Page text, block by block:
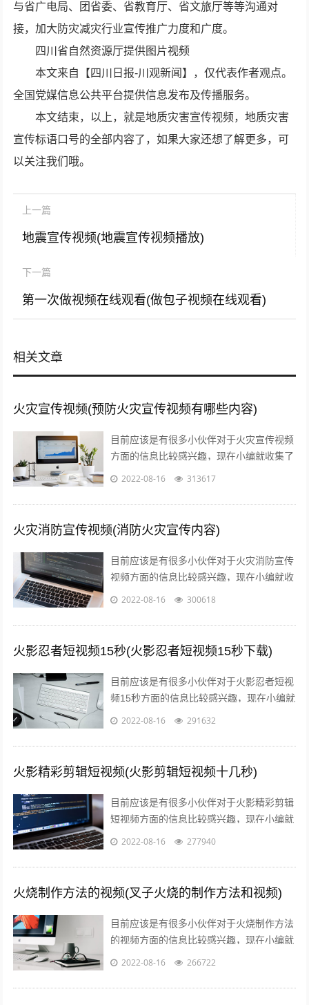
与省广电局、团省委、省教育厅、省文旅厅等等沟通对
接，加大防灾减灾行业宣传推广力度和广度。
四川省自然资源厅提供图片视频
本文来自【四川日报-川观新闻】，仅代表作者观点。
全国党媒信息公共平台提供信息发布及传播服务。
本文结束，以上，就是地质灾害宣传视频，地质灾害
宣传标语口号的全部内容了，如果大家还想了解更多，可
以关注我们哦。
上一篇
地震宣传视频(地震宣传视频播放)
下一篇
第一次做视频在线观看(做包子视频在线观看)
相关文章
火灾宣传视频(预防火灾宣传视频有哪些内容)
目前应该是有很多小伙伴对于火灾宣传视频
方面的信息比较感兴趣，现在小编就收集了
一些与预防火灾宣传视频有哪些内容相关的
2022-08-16 313617
火灾消防宣传视频(消防火灾宣传内容)
目前应该是有很多小伙伴对于火灾消防宣传
视频方面的信息比较感兴趣，现在小编就收
集了一些与消防火灾宣传内容相关的信息来
2022-08-16 300618
火影忍者短视频15秒(火影忍者短视频15秒下载)
目前应该是有很多小伙伴对于火影忍者短视
频15秒方面的信息比较感兴趣，现在小编就
收集了一些与火影忍者短视频15秒下载相关
2022-08-16 291632
火影精彩剪辑短视频(火影剪辑短视频十几秒)
目前应该是有很多小伙伴对于火影精彩剪辑
短视频方面的信息比较感兴趣，现在小编就
收集了一些与火影剪辑短视频十几秒相关的
2022-08-16 277940
火烧制作方法的视频(叉子火烧的制作方法和视频)
目前应该是有很多小伙伴对于火烧制作方法
的视频方面的信息比较感兴趣，现在小编就
收集了一些与叉子火烧的制作方法和视频相
2022-08-16 266722